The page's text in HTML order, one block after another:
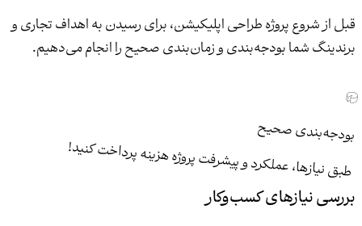
قبل از شروع پروژه طراحی اپلیکیشن، برای رسیدن به اهداف تجاری و
برندینگ شما بودجه‌بندی و زمان‌بندی صحیح را انجام می‌دهیم.
بودجه‌بندی صحیح
طبق نیازها، عملکرد و پیشرفت پروژه هزینه پرداخت کنید!
بررسی نیازهای کسب‌وکار